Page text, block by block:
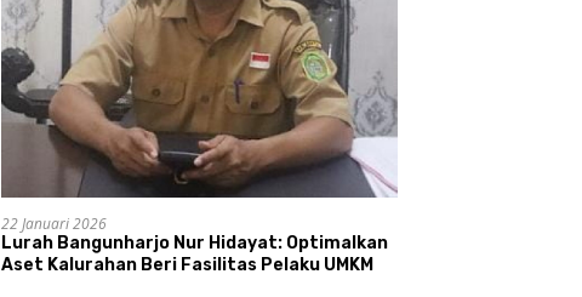
22 Januari 2026
Lurah Bangunharjo Nur Hidayat: Optimalkan
Aset Kalurahan Beri Fasilitas Pelaku UMKM